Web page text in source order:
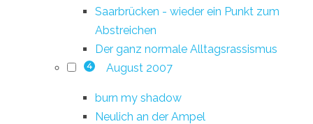
Saarbrücken - wieder ein Punkt zum
Abstreichen
Der ganz normale Alltagsrassismus
4 August 2007
burn my shadow
Neulich an der Ampel